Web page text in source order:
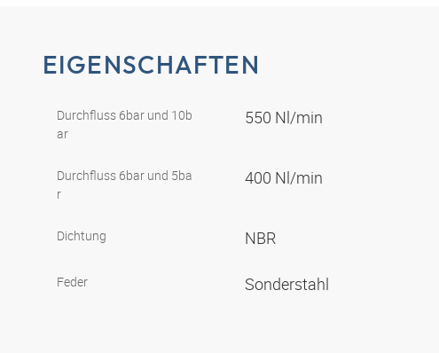
EIGENSCHAFTEN
Durchfluss 6bar und 10b
ar
550 Nl/min
Durchfluss 6bar und 5ba
r
400 Nl/min
Dichtung NBR
Feder Sonderstahl